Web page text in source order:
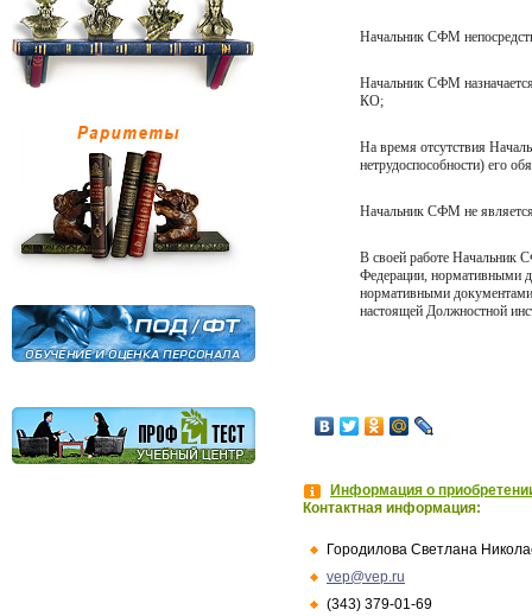
Начальник СФМ
Начальник СФМ
КО;
На время отсутствия
нетрудоспособности) его
Начальник СФМ не
В своей работе Начальник
Федерации, нормативными
нормативными
настоящей Должностной
Информация о
Контактная информация:
Городилова Светлана
vep@vep.ru
(343) 379-01-69